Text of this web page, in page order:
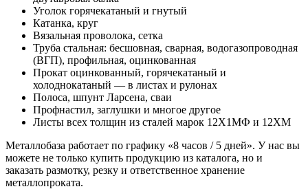
Уголок горячекатаный и гнутый
Катанка, круг
Вязальная проволока, сетка
Труба стальная: бесшовная, сварная, водогазопроводная
(ВГП), профильная, оцинкованная
Прокат оцинкованный, горячекатаный и
холоднокатаный — в листах и рулонах
Полоса, шпунт Ларсена, сваи
Профнастил, заглушки и многое другое
Листы всех толщин из сталей марок 12Х1МФ и 12ХМ
Металлобаза работает по графику «8 часов / 5 дней». У нас вы
можете не только купить продукцию из каталога, но и
заказать размотку, резку и ответственное хранение
металлопроката.